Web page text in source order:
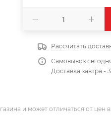
Рассчитать
Самовывоз
Доставка завтра -
и может отличаться от цен